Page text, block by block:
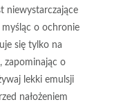
niewystarczające
o ochronie
się tylko na
zapominając o
lekki emulsji
nałożeniem